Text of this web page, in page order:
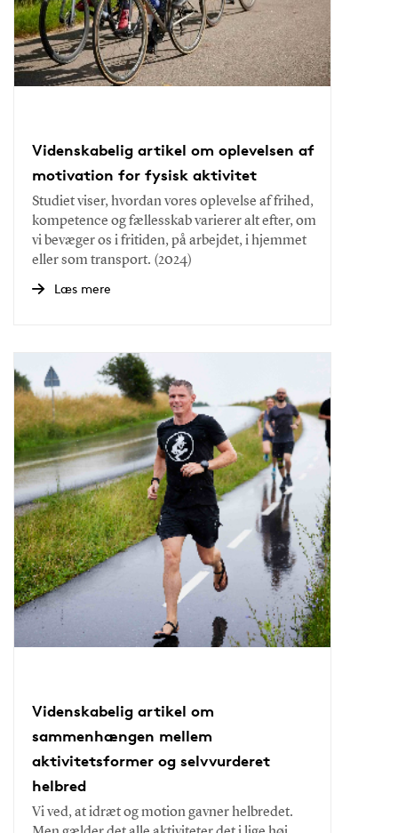
Videnskabelig artikel om oplevelsen af
motivation for fysisk aktivitet
Studiet viser, hvordan vores oplevelse af frihed,
kompetence og fællesskab varierer alt efter, om
vi bevæger os i fritiden, på arbejdet, i hjemmet
eller som transport. (2024)
Læs mere
Videnskabelig artikel om
sammenhængen mellem
aktivitetsformer og selvvurderet
helbred
Vi ved, at idræt og motion gavner helbredet.